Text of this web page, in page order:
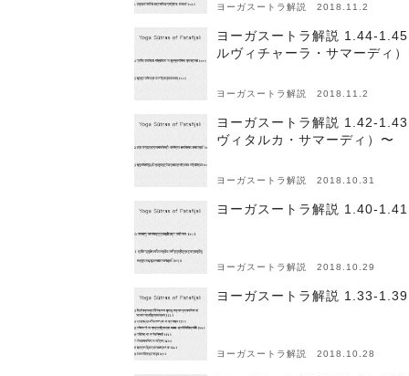
ヨーガスートラ解説 2018.11.2
ヨーガスートラ解説 1.44-
ルヴィチャーラ・サマーディ
ヨーガスートラ解説 2018.11.2
ヨーガスートラ解説 1.42-
ヴィタルカ・サマーディ）〜
ヨーガスートラ解説 2018.10.31
ヨーガスートラ解説 1.40-
ヨーガスートラ解説 2018.10.29
ヨーガスートラ解説 1.33-
ヨーガスートラ解説 2018.10.28